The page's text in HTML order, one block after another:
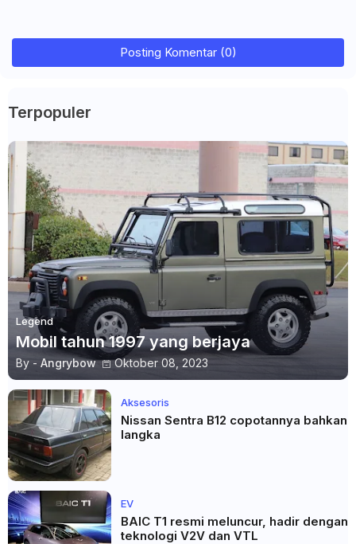
Posting Komentar (0)
Terpopuler
Legend
Mobil tahun 1997 yang berjaya
By - Angrybow Oktober 08, 2023
Aksesoris
Nissan Sentra B12 copotannya bahkan
langka
EV
BAIC T1 resmi meluncur, hadir dengan
teknologi V2V dan VTL